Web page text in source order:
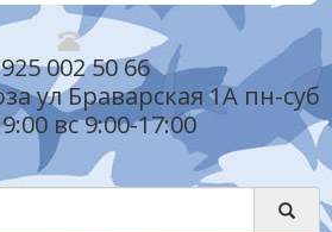
002 50 66
ул Браварская 1А пн-суб
вс 9:00-17:00